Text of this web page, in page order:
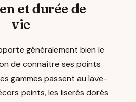
et durée de
vie
généralement bien le
de connaître ses points
gammes passent au lave-
peints, les liserés dorés